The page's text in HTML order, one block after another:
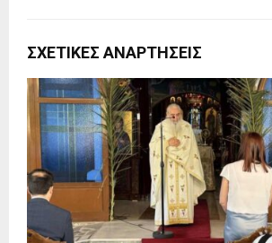
ΣΧΕΤΙΚΈΣ ΑΝΑΡΤΉΣΕΙΣ